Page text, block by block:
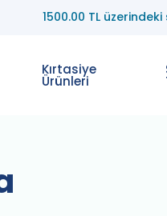
1500.00 TL
Kırtasiye
Ürünleri